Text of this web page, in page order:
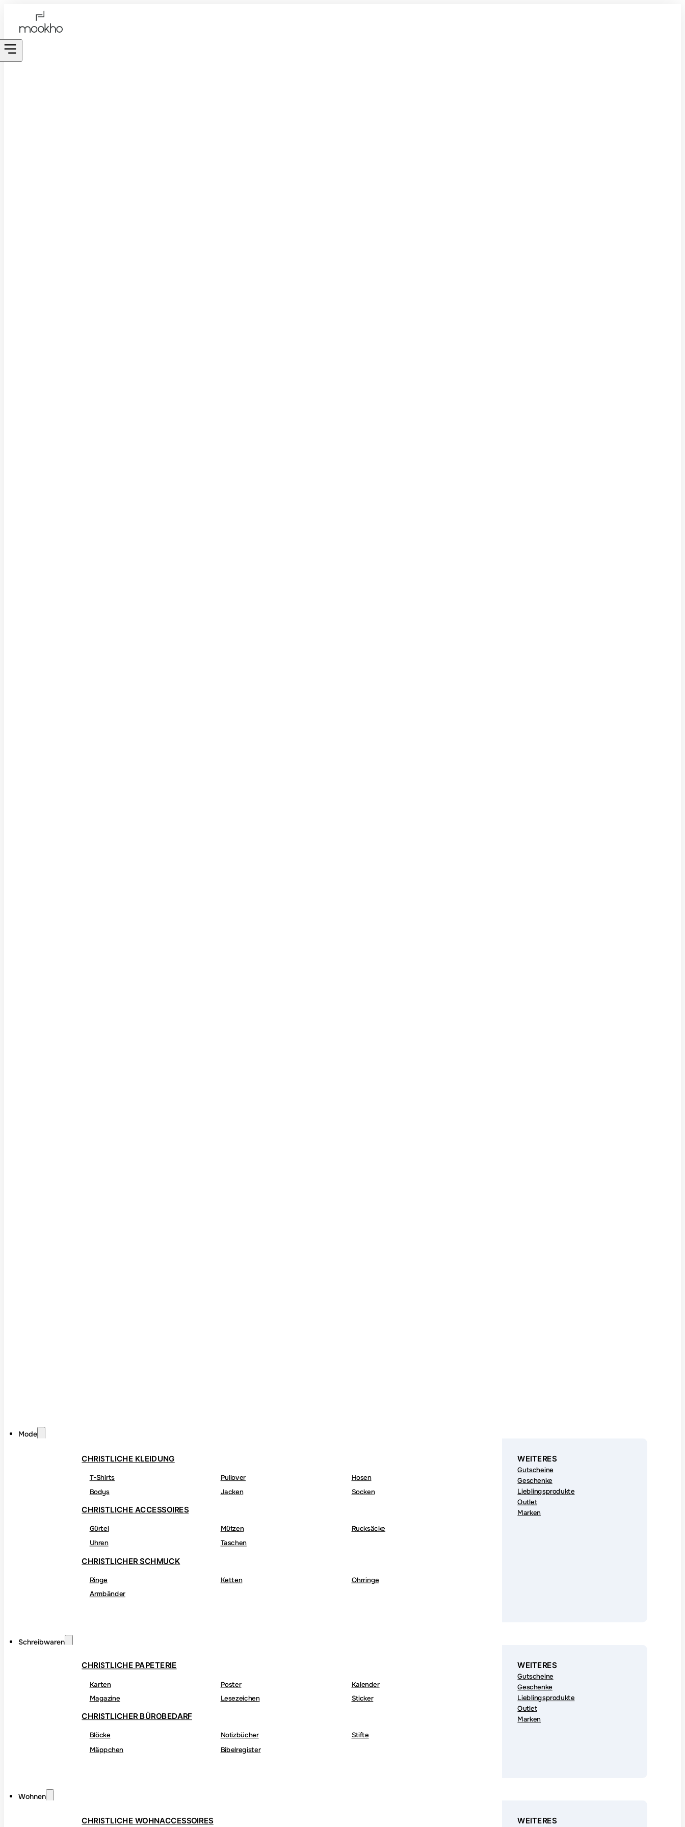
Mode
CHRISTLICHE KLEIDUNG
T-Shirts Pullover
Hosen
Bodys
Jacken Socken
CHRISTLICHE ACCESSOIRES
Gürtel Mützen
Rucksäcke
Uhren
Taschen
CHRISTLICHER SCHMUCK
Ringe Ketten
Ohrringe
Armbänder
WEITERES
Gutscheine
Geschenke
Lieblingsprodukte
Outlet
Marken
Schreibwaren
CHRISTLICHE PAPETERIE
Karten Poster
Kalender
Magazine
Lesezeichen Sticker
CHRISTLICHER BÜROBEDARF
Blöcke Notizbücher
Stifte
Mäppchen
Bibelregister
WEITERES
Gutscheine
Geschenke
Lieblingsprodukte
Outlet
Marken
Wohnen
CHRISTLICHE WOHNACCESSOIRES WEITERES